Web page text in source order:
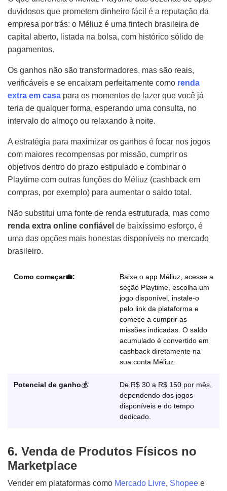
duvidosos que prometem dinheiro fácil é a reputação da
empresa por trás: o Méliuz é uma fintech brasileira de
capital aberto, listada na bolsa, com histórico sólido de
pagamentos.
Os ganhos não são transformadores, mas são reais,
verificáveis e se encaixam perfeitamente como renda
extra em casa para os momentos de lazer que você já
teria de qualquer forma, esperando uma consulta, no
intervalo do almoço ou relaxando à noite.
A estratégia para maximizar os ganhos é focar nos jogos
com maiores recompensas por missão, cumprir os
objetivos dentro do prazo estipulado e combinar o
Playtime com outras funções do Méliuz (cashback em
compras, por exemplo) para aumentar o saldo total.
Não substitui uma fonte de renda estruturada, mas como
renda extra online confiável de baixíssimo esforço, é
uma das opções mais honestas disponíveis no mercado
brasileiro.
Como começar💼:
Baixe o app Méliuz, acesse a
seção Playtime, escolha um
jogo disponível, instale-o
pelo link da plataforma e
comece a cumprir as
missões indicadas. O saldo
acumulado é convertido em
cashback diretamente na
sua conta Méliuz.
Potencial de ganho💰:
De R$ 30 a R$ 150 por mês,
dependendo dos jogos
disponíveis e do tempo
dedicado.
6. Venda de Produtos Físicos no
Marketplace
Vender em plataformas como Mercado Livre, Shopee e